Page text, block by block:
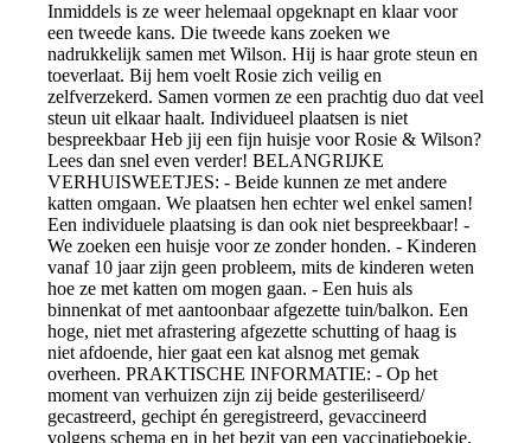
Inmiddels is ze weer helemaal opgeknapt en klaar voor
een tweede kans. Die tweede kans zoeken we
nadrukkelijk samen met Wilson. Hij is haar grote steun en
toeverlaat. Bij hem voelt Rosie zich veilig en
zelfverzekerd. Samen vormen ze een prachtig duo dat veel
steun uit elkaar haalt. Individueel plaatsen is niet
bespreekbaar Heb jij een fijn huisje voor Rosie & Wilson?
Lees dan snel even verder! BELANGRIJKE
VERHUISWEETJES: - Beide kunnen ze met andere
katten omgaan. We plaatsen hen echter wel enkel samen!
Een individuele plaatsing is dan ook niet bespreekbaar! -
We zoeken een huisje voor ze zonder honden. - Kinderen
vanaf 10 jaar zijn geen probleem, mits de kinderen weten
hoe ze met katten om mogen gaan. - Een huis als
binnenkat of met aantoonbaar afgezette tuin/balkon. Een
hoge, niet met afrastering afgezette schutting of haag is
niet afdoende, hier gaat een kat alsnog met gemak
overheen. PRAKTISCHE INFORMATIE: - Op het
moment van verhuizen zijn zij beide gesteriliseerd/
gecastreerd, gechipt én geregistreerd, gevaccineerd
volgens schema en in het bezit van een vaccinatieboekje.